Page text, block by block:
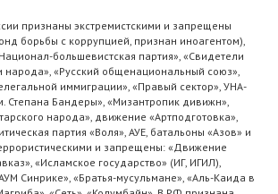
признаны экстремистскими и запрещены
борьбы с коррупцией, признан иноагентом),
большевистская партия», «Свидетели
народа», «Русский общенациональный союз»,
иммиграции», «Правый сектор», УНА-
Степана Бандеры», «Мизантропик дивижн»,
народа», движение «Артподготовка»,
партия «Воля», АУЕ, батальоны «Азов» и
и запрещены: «Движение
«Исламское государство» (ИГ, ИГИЛ),
Синрике», «Братья-мусульмане», «Аль-Каида в